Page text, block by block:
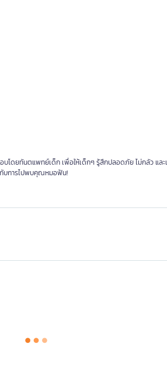
โดยทันตแพทย์เด็ก เพื่อให้เด็กๆ รู้สึกปลอดภัย ไม่กลัว และเ
กับการไปพบคุณหมอฟัน!